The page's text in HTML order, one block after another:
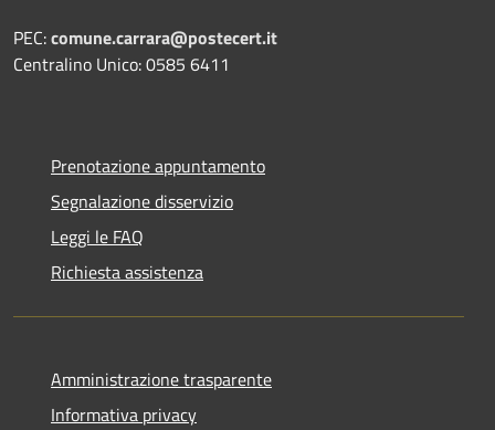
PEC:comune.carrara@postecert.it
Centralino Unico: 0585 6411
Prenotazione appuntamento
Segnalazione disservizio
Leggi le FAQ
Richiesta assistenza
Amministrazione trasparente
Informativa privacy